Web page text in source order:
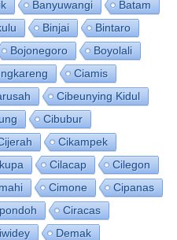
Banyuwangi
Batam
Binjai
Bintaro
Bojonegoro
Boyolali
Ciamis
Cibeunying Kidul
Cibubur
Cikampek
Cilacap
Cilegon
Cimone
Cipanas
Ciracas
Demak